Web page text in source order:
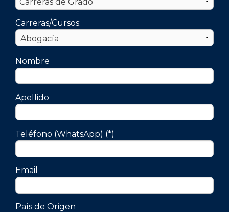
Carreras/Cursos:
Nombre
Apellido
Teléfono (WhatsApp) (*)
Email
País de Origen